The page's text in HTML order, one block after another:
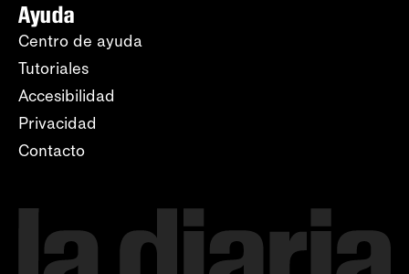
Ayuda
Centro de ayuda
Tutoriales
Accesibilidad
Privacidad
Contacto